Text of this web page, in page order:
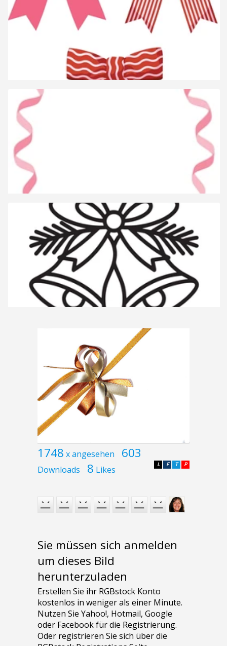
1748 x angesehen 603
Downloads 8 Likes P
T
F
L
Sie müssen sich anmelden
um dieses Bild
herunterzuladen